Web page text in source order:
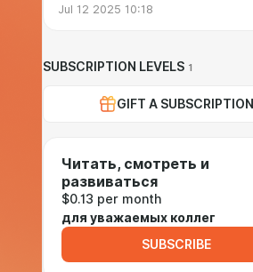
Jul 12 2025 10:18
SUBSCRIPTION LEVELS 1
GIFT A SUBSCRIPTION
Читать, смотреть и
развиваться
$0.13 per month
для уважаемых коллег
SUBSCRIBE